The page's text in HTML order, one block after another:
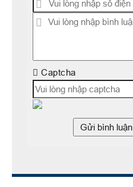
Captcha
Gửi bình luận